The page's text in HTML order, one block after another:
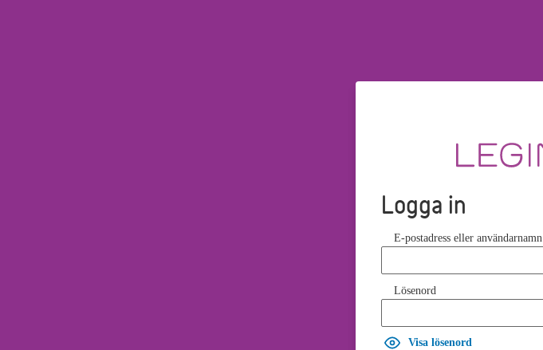
Logga in
E-postadress eller användarnamn
Lösenord
Visa lösenord